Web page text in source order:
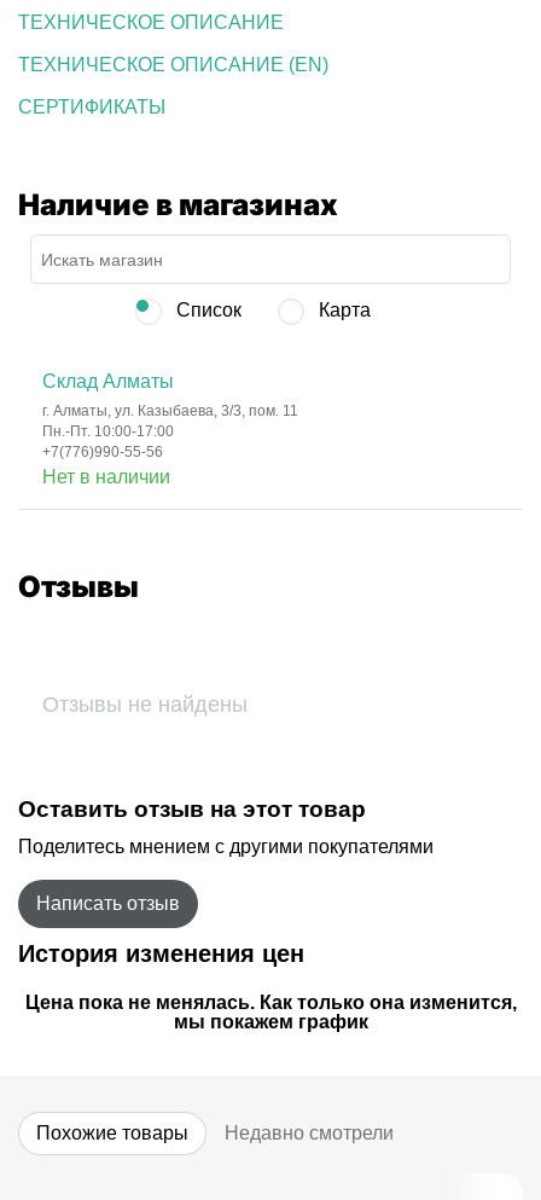
ТЕХНИЧЕСКОЕ ОПИСАНИЕ
ТЕХНИЧЕСКОЕ ОПИСАНИЕ (EN)
СЕРТИФИКАТЫ
Наличие в магазинах
Список Карта
Склад Алматы
г. Алматы, ул. Казыбаева, 3/3, пом. 11
Пн.-Пт. 10:00-17:00
+7(776)990-55-56
Нет в наличии
Отзывы
Отзывы не найдены
Оставить отзыв на этот товар
Поделитесь мнением с другими покупателями
Написать отзыв
История изменения цен
Цена пока не менялась. Как только она изменится,
мы покажем график
Похожие товары Недавно смотрели